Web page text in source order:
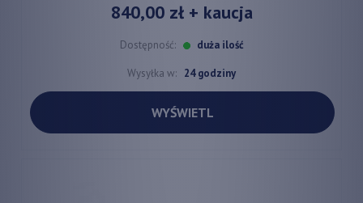
840,00 zł+ kaucja
Dostępność: duża ilość
Wysyłka w: 24 godziny
WYŚWIETL